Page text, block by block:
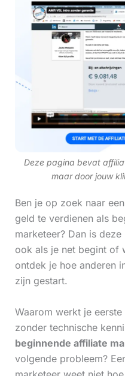
Deze pagina bevat
maar door jouw
Ben je op zoek naar
geld te verdienen als
marketeer? Dan is
ook als je net begint of
ontdek je hoe anderen
zijn gestart.
Waarom werkt je
zonder technische
beginnende affiliate
volgende probleem?